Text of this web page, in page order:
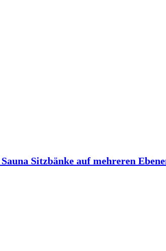
Sitzbänke auf mehreren